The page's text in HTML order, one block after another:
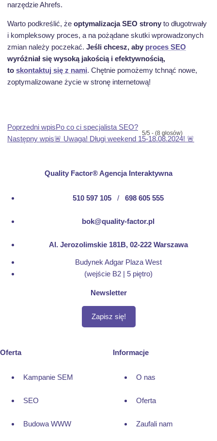
narzędzie Ahrefs.
Warto podkreślić, że optymalizacja SEO strony to długotrwały
i kompleksowy proces, a na pożądane skutki wprowadzonych
zmian należy poczekać. Jeśli chcesz, aby proces SEO
wyróżniał się wysoką jakością i efektywnością,
to skontaktuj się z nami. Chętnie pomożemy tchnąć nowe,
zoptymalizowane życie w stronę internetową!
Poprzedni wpisPoprzedni wpis:
Po co ci specjalista SEO?
Następny wpisNastępny wpis:
🚨 Uwaga! Długi weekend 15-18.08.2024! 🚨
5/5 - (8 głosów)
Quality Factor® Agencja Interaktywna
510 597 105 / 698 605 555
bok@quality-factor.pl
Al. Jerozolimskie 181B, 02-222 Warszawa
Budynek Adgar Plaza West
(wejście B2 | 5 piętro)
Newsletter
Zapisz się!
Oferta
Kampanie SEM
SEO
Budowa WWW
Informacje
O nas
Oferta
Zaufali nam